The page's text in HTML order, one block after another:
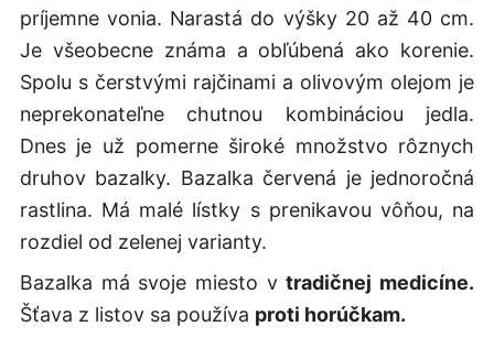
príjemne vonia. Narastá do výšky 20 až 40 cm.
Je všeobecne známa a obľúbená ako korenie.
Spolu s čerstvými rajčinami a olivovým olejom je
neprekonateľne chutnou kombináciou jedla.
Dnes je už pomerne široké množstvo rôznych
druhov bazalky. Bazalka červená je jednoročná
rastlina. Má malé lístky s prenikavou vôňou, na
rozdiel od zelenej varianty.
Bazalka má svoje miesto vtradičnej medicíne.
Šťava z listov sa používa proti horúčkam.